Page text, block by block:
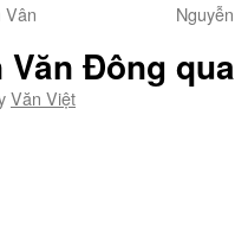
Vân
Văn Đông
Văn Việt